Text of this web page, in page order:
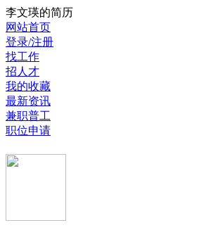
李文瑛的简历
网站首页
登录/注册
找工作
招人才
我的收藏
最新资讯
兼职普工
职位申请